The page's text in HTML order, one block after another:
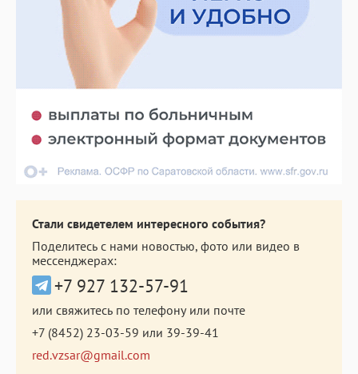
Стали свидетелем интересного события?
Поделитесь с нами новостью, фото или видео в
мессенджерах:
+7 927 132-57-91
или свяжитесь по телефону или почте
+7 (8452) 23-03-59 или 39-39-41
red.vzsar@gmail.com